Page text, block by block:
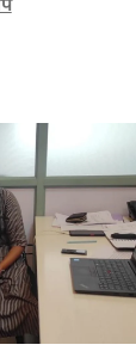
में काम करने
असहमति के
के लिए हमें क्यों